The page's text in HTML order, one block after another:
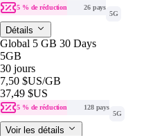
5 % de réduction
26 pays
5G
Détails
Global 5 GB 30 Days
5GB
30 jours
7,50 $US/GB
37,49 $US
5 % de réduction
128 pays
5G
Voir les détails